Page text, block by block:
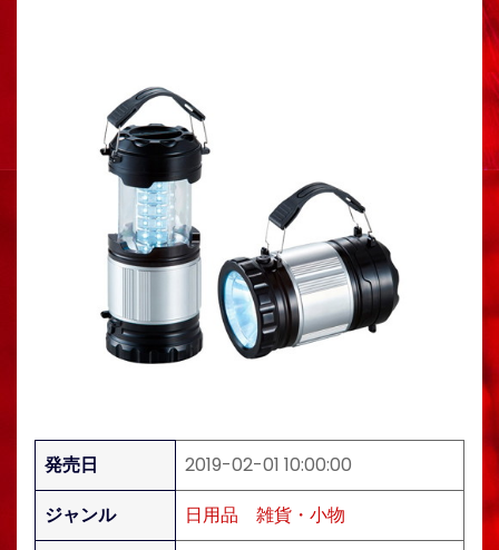
発売日
2019-02-01 10:00:00
ジャンル
日用品
雑貨・小物